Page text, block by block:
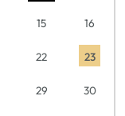
15 16
22 23
29 30